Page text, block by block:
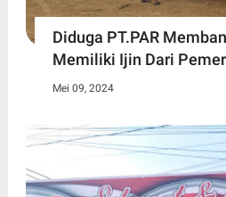
Diduga PT.PAR
Memiliki Ijin Dari
Mei 09, 2024